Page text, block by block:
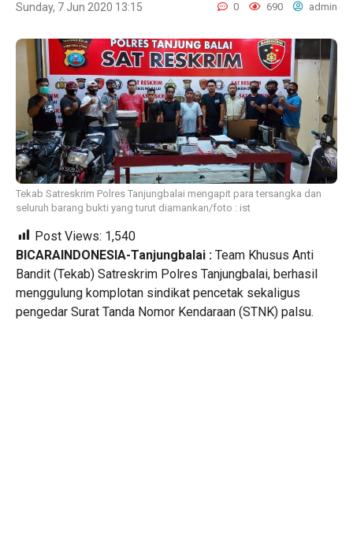
Sunday, 7 Jun 2020 13:15 0 690 admin
Tekab Satreskrim Polres Tanjungbalai mengapit para tersangka dan
seluruh barang bukti yang turut diamankan/foto : ist
Post Views: 1,540
BICARAINDONESIA-Tanjungbalai : Team Khusus Anti
Bandit (Tekab) Satreskrim Polres Tanjungbalai, berhasil
menggulung komplotan sindikat pencetak sekaligus
pengedar Surat Tanda Nomor Kendaraan (STNK) palsu.